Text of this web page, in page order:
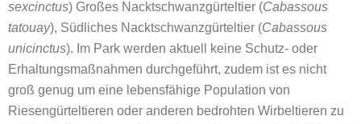
sexcinctus) Großes Nacktschwanzgürteltier (Cabassous
tatouay), Südliches Nacktschwanzgürteltier (Cabassous
unicinctus). Im Park werden aktuell keine Schutz- oder
Erhaltungsmaßnahmen durchgeführt, zudem ist es nicht
groß genug um eine lebensfähige Population von
Riesengürteltieren oder anderen bedrohten Wirbeltieren zu